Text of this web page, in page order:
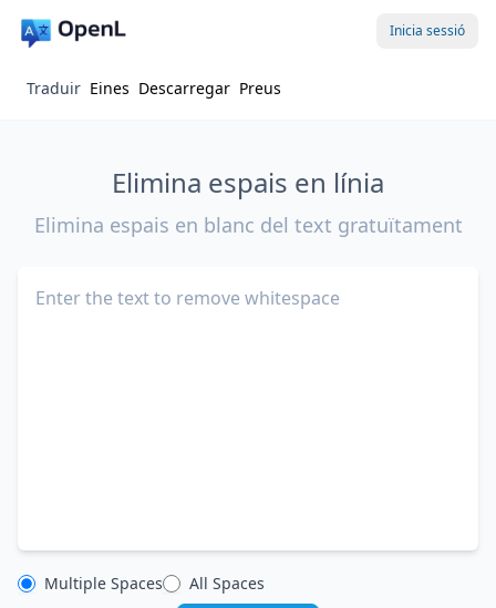
Inicia sessió
Traduir Eines Descarregar Preus
Elimina espais en línia
Elimina espais en blanc del text gratuïtament
Multiple Spaces
All Spaces